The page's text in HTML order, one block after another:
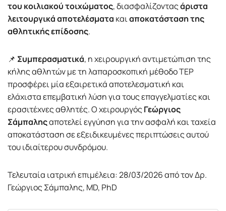
του κοιλιακού τοιχώματος, διασφαλίζονταςάριστα
λειτουργικά αποτελέσματα καιαποκατάσταση της
αθλητικής επίδοσης.
📌 Συμπερασματικά, η χειρουργική αντιμετώπιση της
κήλης αθλητών με τη λαπαροσκοπική μέθοδο TEP
προσφέρει μία εξαιρετικά αποτελεσματική και
ελάχιστα επεμβατική λύση για τους επαγγελματίες και
ερασιτέχνες αθλητές. Ο χειρουργόςΓεώργιος
Σάμπαληςαποτελεί εγγύηση για την ασφαλή και ταχεία
αποκατάσταση σε εξειδικευμένες περιπτώσεις αυτού
του ιδιαίτερου συνδρόμου.
Τελευταία ιατρική επιμέλεια: 28/03/2026 από τον Δρ.
Γεώργιος Σάμπαλης, MD, PhD